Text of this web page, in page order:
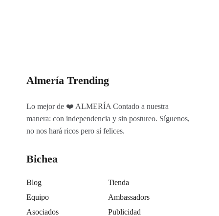
Almería Trending
Lo mejor de ❤️ ALMERÍA Contado a nuestra
manera: con independencia y sin postureo. Síguenos,
no nos hará ricos pero sí felices.
Bichea
Blog
Tienda
Equipo
Ambassadors
Asociados
Publicidad